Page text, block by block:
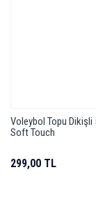
Voleybol Topu Dikişli
Soft Touch
299,00 TL